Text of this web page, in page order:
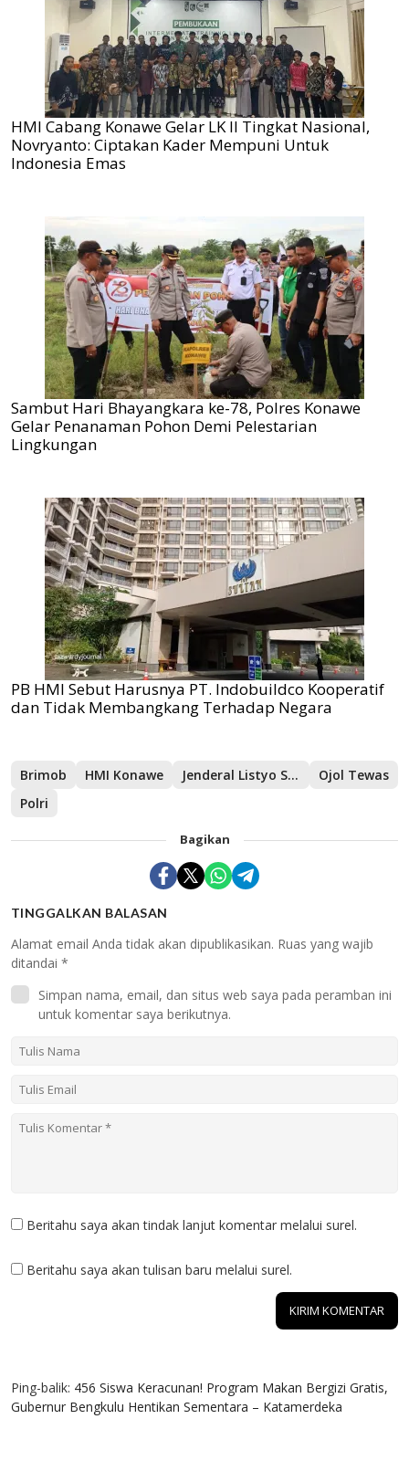
HMI Cabang Konawe Gelar LK II Tingkat Nasional,
Novryanto: Ciptakan Kader Mempuni Untuk
Indonesia Emas
Sambut Hari Bhayangkara ke-78, Polres Konawe
Gelar Penanaman Pohon Demi Pelestarian
Lingkungan
PB HMI Sebut Harusnya PT. Indobuildco Kooperatif
dan Tidak Membangkang Terhadap Negara
Brimob HMI Konawe Jenderal Listyo Sigit Prabowo
Ojol Tewas
Polri
Bagikan
TINGGALKAN BALASAN
Alamat email Anda tidak akan dipublikasikan. Ruas yang wajib
ditandai *
Simpan nama, email, dan situs web saya pada peramban ini
untuk komentar saya berikutnya.
Beritahu saya akan tindak lanjut komentar melalui surel.
Beritahu saya akan tulisan baru melalui surel.
Ping-balik: 456 Siswa Keracunan! Program Makan Bergizi Gratis,
Gubernur Bengkulu Hentikan Sementara – Katamerdeka